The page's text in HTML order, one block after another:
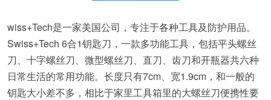
wiss+Tech是一家美国公司，专注于各种工具及防护用品。
Swiss+Tech 6合1钥匙刀，一款多功能工具，包括平头螺丝
刀、十字螺丝刀、微型螺丝刀、直刀、齿刀和开瓶器共六种
日常生活的常用功能。长度只有7cm、宽1.9cm，和一般的
钥匙大小差不多，相比于家里工具箱里的大螺丝刀便携性要